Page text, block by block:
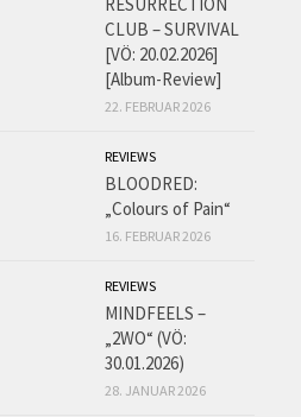
CLUB – SURVIVAL
[VÖ: 20.02.2026]
[Album-Review]
22. FEBRUAR 2026
REVIEWS
BLOODRED:
„Colours of Pain“
16. FEBRUAR 2026
REVIEWS
MINDFEELS –
„2WO“ (VÖ:
30.01.2026)
28. JANUAR 2026